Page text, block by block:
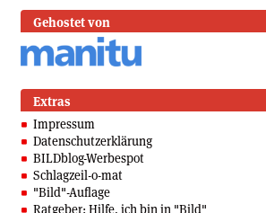
Gehostet von
Extras
Impressum
Datenschutzerklärung
BILDblog-Werbespot
Schlagzeil-o-mat
"Bild"-Auflage
Ratgeber: Hilfe, ich bin in "Bild"